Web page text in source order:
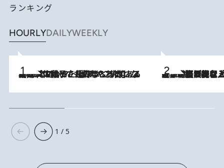
ランキング
HOURLYDAILYWEEKLY
2026.8.5
【阿川佐和子さんの年とる力】なぜ70代で始めた趣味は“こんなに楽しい”のか？ ピアノ、俳句…スランプに陥っても続けられる“ある秘訣”とは 2026.8.5
【なぜ吉沢亮は「気配を消せる」のか？】興行収入208億の『国宝』を経て挑むミュージカル『ディア・エヴァン・ハンセン』。トップ俳優が舞台上でさらけ出した“孤独”とは
1 / 5